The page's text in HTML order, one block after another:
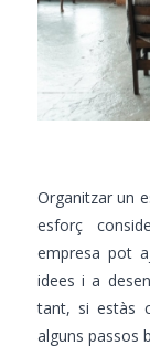
Organitzar un
esforç
empresa pot
idees i a
tant, si estàs
alguns passos